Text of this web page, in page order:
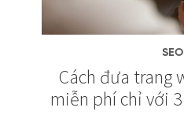
SEO
Cách đưa trang
miễn phí chỉ với